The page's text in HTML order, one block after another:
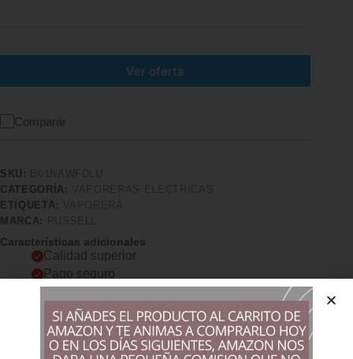
Ver oferta
Comparar
SKU:
CATEGORÍA:
ETIQUETA:
MARCA:
Características adicionales
Calidad superior
Pago seguro
Devolución garantizada
Descripción